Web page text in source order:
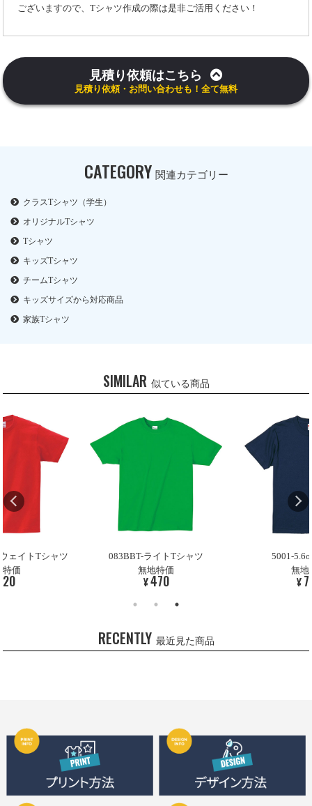
ございますので、Tシャツ作成の際は是非ご活用ください！
見積り依頼はこちら
見積り依頼・お問い合わせも！全て無料
CATEGORY 関連カテゴリー
クラスTシャツ（学生）
オリジナルTシャツ
Tシャツ
キッズTシャツ
チームTシャツ
キッズサイズから対応商品
家族Tシャツ
SIMILAR 似ている商品
ェイトTシャツ
特価
083BBT-ライトTシャツ
無地特価
¥470
5001-
無地
¥
RECENTLY 最近見た商品